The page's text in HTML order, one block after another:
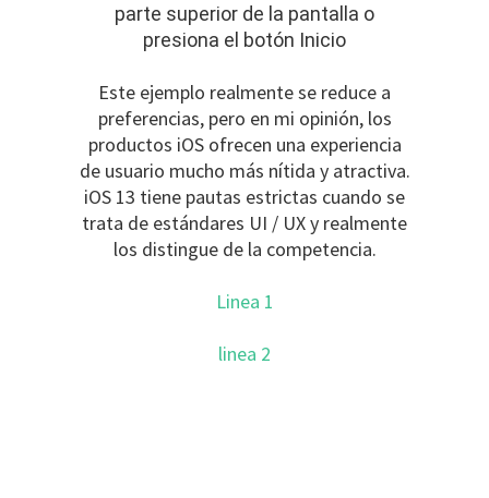
parte superior de la pantalla o
presiona el botón Inicio
Este ejemplo realmente se reduce a
preferencias, pero en mi opinión, los
productos iOS ofrecen una experiencia
de usuario mucho más nítida y atractiva.
iOS 13 tiene pautas estrictas cuando se
trata de estándares UI / UX y realmente
los distingue de la competencia.
Linea 1
linea 2